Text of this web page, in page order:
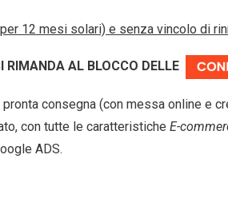
12 mesi solari) e senza vincolo di
RIMANDA AL BLOCCO DELLE
pronta consegna (con messa online e
con tutte le caratteristiche E-
ADS.